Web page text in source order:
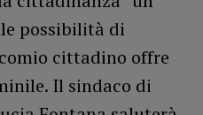
possibilità di
cittadino offre
Il sindaco di